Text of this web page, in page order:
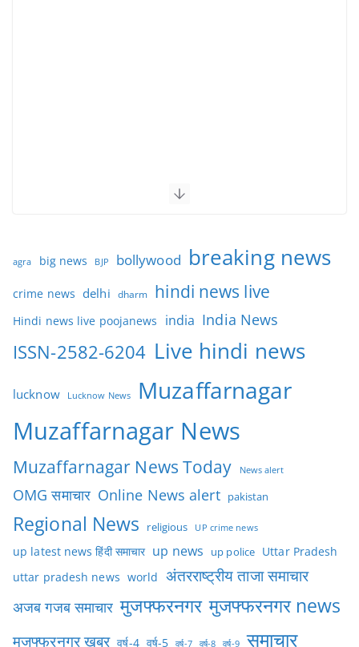
agra big news BJP bollywood breaking news
crime news delhi dharm hindi news live
Hindi news live poojanews india India News
ISSN-2582-6204 Live hindi news
lucknow Lucknow News Muzaffarnagar
Muzaffarnagar News
Muzaffarnagar News Today News alert
OMG समाचार Online News alert pakistan
Regional News religious UP crime news
up latest news हिंदी समाचार up news up police Uttar Pradesh
uttar pradesh news world अंतरराष्ट्रीय ताजा समाचार
अजब गजब समाचार मुजफ्फरनगर मुजफ्फरनगर news
मुजफ्फरनगर खबर वर्ष-4 वर्ष-5 वर्ष-7 वर्ष-8 वर्ष-9 समाचार